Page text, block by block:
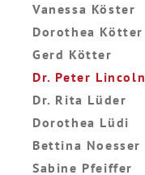
Vanessa Köster
Dorothea Kötter
Gerd Kötter
Dr. Peter Lincoln
Dr. Rita Lüder
Dorothea Lüdi
Bettina Noesser
Sabine Pfeiffer